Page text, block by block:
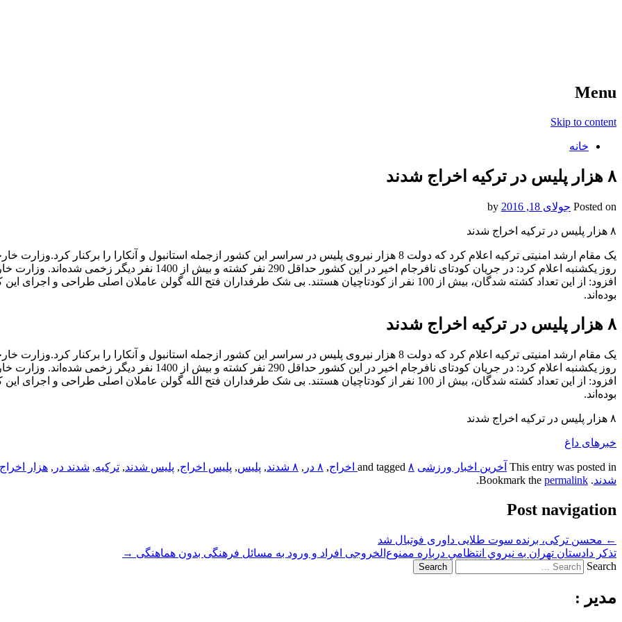
Menu
Skip to content
خانه
۸ هزار پلیس در ترکیه اخراج شدند
Posted on جولای 18, 2016
۸ هزار پلیس در ترکیه اخراج شدند
یک مقام ارشد امنیتی ترکیه اعلام کرد که دولت 8 هزار نیروی پلیس در سراسر این کشور ازجمله استانبول و آنکارا را برکنار
روز یکشنبه اعلام کرد: در جریان کودتای نافرجام اخیر در این کشور حداقل 290 نفر کشته و بیش از 1400 نفر
افزود: از این تعداد کشته شدگان، بیش از 100 نفر از کودتاچیان هستند. بی شک طرفداران فتح الله گولن عاملان اصلی طراحی و اجرای
بوده‌اند.
۸ هزار پلیس در ترکیه اخراج شدند
یک مقام ارشد امنیتی ترکیه اعلام کرد که دولت 8 هزار نیروی پلیس در سراسر این کشور ازجمله استانبول و آنکارا را برکنار
روز یکشنبه اعلام کرد: در جریان کودتای نافرجام اخیر در این کشور حداقل 290 نفر کشته و بیش از 1400 نفر
افزود: از این تعداد کشته شدگان، بیش از 100 نفر از کودتاچیان هستند. بی شک طرفداران فتح الله گولن عاملان اصلی طراحی و اجرای
بوده‌اند.
۸ هزار پلیس در ترکیه اخراج شدند
خبرهای داغ
This entry was posted in آخرین اخبار ورزشی ۸ اخراج , ۸ در , ۸ شدند , پلیس, پلیس اخراج, پلیس شدند, ترکیه, شدند در , هزار اخراج
شدند. Bookmark the
permalink
.
Post navigation
← محسن ترکی، برنده سوت طلایی داوری فوتبال شد
تذکر دادستان تهران به نيروي انتظامي درباره ممنوع‌الخروجی افراد و ورود به مسائل فرهنگی بدون هماهنگی →
Search
مدیر :